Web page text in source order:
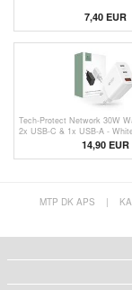
7,40 EUR
Tech-Protect Network 30W
2x USB-C & 1x USB-A -
14,90 EUR
MTP DK APS |